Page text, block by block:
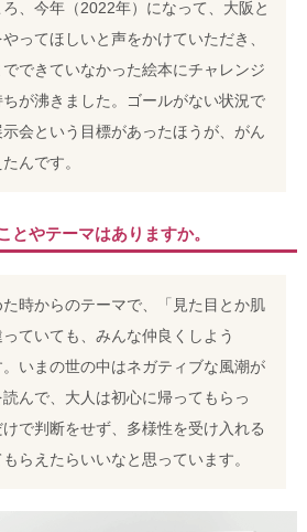
、今年（2022年）になって、大阪と
ってほしいと声をかけていただき、
できていなかった絵本にチャレンジ
が沸きました。ゴールがない状況で
会という目標があったほうが、がん
んです。
とやテーマはありますか。
時からのテーマで、「見た目とか肌
ていても、みんな仲良くしよう
いまの世の中はネガティブな風潮が
んで、大人は初心に帰ってもらっ
で判断をせず、多様性を受け入れる
らえたらいいなと思っています。